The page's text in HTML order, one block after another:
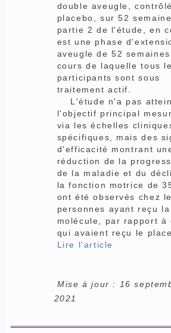
double aveugle,
placebo, sur 52
partie 2 de l'étude, en
est une phase
aveugle de 52 semaines
cours de laquelle tous
participants sont sous
traitement actif.
L'étude n'a pas
l'objectif principal
via les échelles
spécifiques, mais des
d'efficacité montrant
réduction de la
de la maladie et du
la fonction motrice de
ont été observés chez
personnes ayant reçu la
molécule, par rapport à
qui avaient reçu le
Lire l'article
Mise à jour : 16
2021